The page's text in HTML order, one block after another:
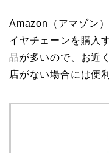
Amazon（アマゾン
イヤチェーンを購入
品が多いので、お近
店がない場合には便